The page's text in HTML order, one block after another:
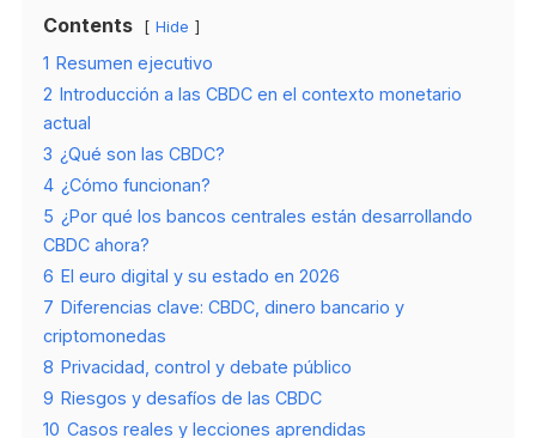
Contents Hide
1 Resumen ejecutivo
2 Introducción a las CBDC en el contexto monetario
actual
3 ¿Qué son las CBDC?
4 ¿Cómo funcionan?
5 ¿Por qué los bancos centrales están desarrollando
CBDC ahora?
6 El euro digital y su estado en 2026
7 Diferencias clave: CBDC, dinero bancario y
criptomonedas
8 Privacidad, control y debate público
9 Riesgos y desafíos de las CBDC
10 Casos reales y lecciones aprendidas